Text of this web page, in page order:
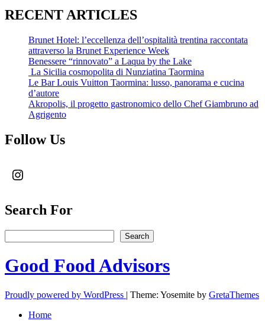
RECENT ARTICLES
Brunet Hotel: l’eccellenza dell’ospitalità trentina raccontata
attraverso la Brunet Experience Week
Benessere “rinnovato” a Laqua by the Lake
La Sicilia cosmopolita di Nunziatina Taormina
Le Bar Louis Vuitton Taormina: lusso, panorama e cucina
d’autore
Akropolis, il progetto gastronomico dello Chef Giambruno ad
Agrigento
Follow Us
Instagram
Search For
Search
Good Food Advisors
Proudly powered by WordPress | Theme: Yosemite by GretaThemes
Home